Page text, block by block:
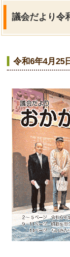
議会だより
令和6年4月25